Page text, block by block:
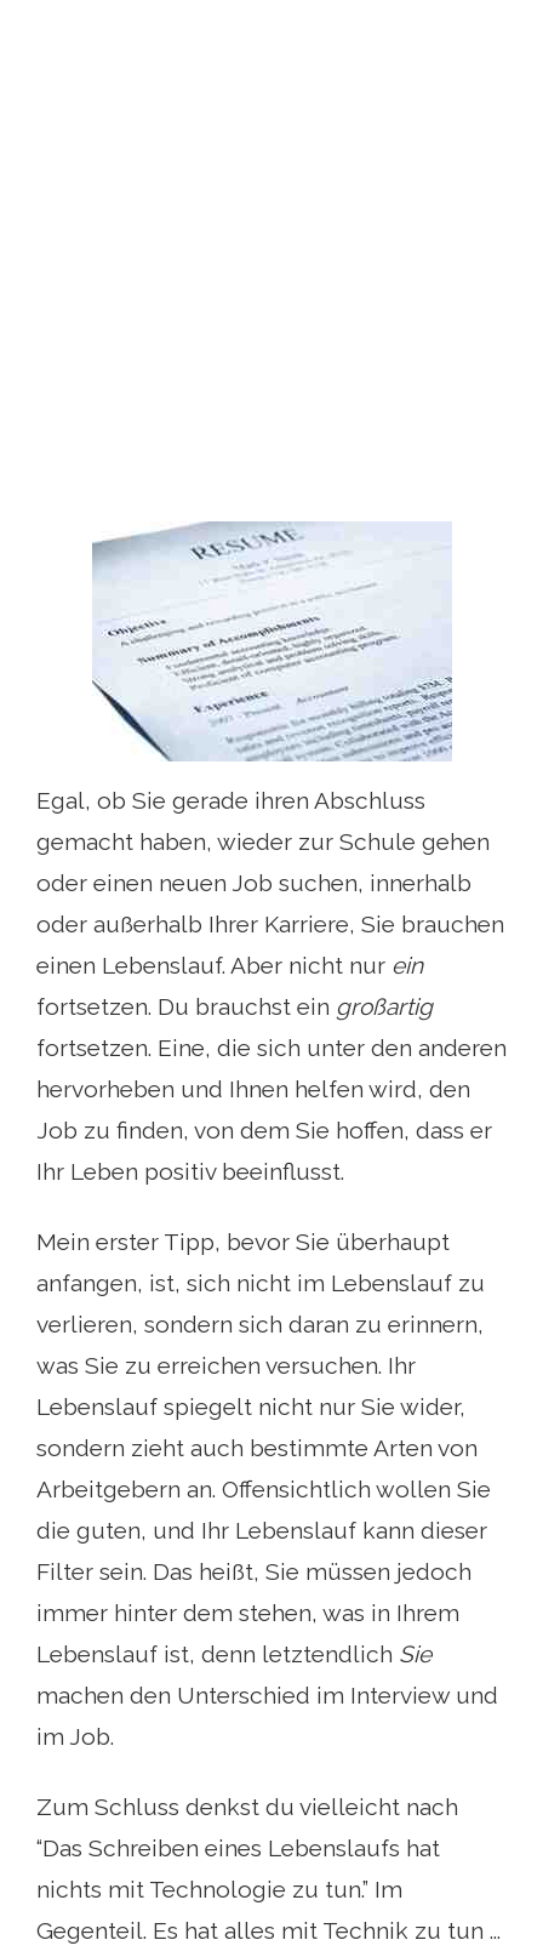
Egal, ob Sie gerade ihren Abschluss
gemacht haben, wieder zur Schule gehen
oder einen neuen Job suchen, innerhalb
oder außerhalb Ihrer Karriere, Sie brauchen
einen Lebenslauf. Aber nicht nur ein
fortsetzen. Du brauchst ein großartig
fortsetzen. Eine, die sich unter den anderen
hervorheben und Ihnen helfen wird, den
Job zu finden, von dem Sie hoffen, dass er
Ihr Leben positiv beeinflusst.
Mein erster Tipp, bevor Sie überhaupt
anfangen, ist, sich nicht im Lebenslauf zu
verlieren, sondern sich daran zu erinnern,
was Sie zu erreichen versuchen. Ihr
Lebenslauf spiegelt nicht nur Sie wider,
sondern zieht auch bestimmte Arten von
Arbeitgebern an. Offensichtlich wollen Sie
die guten, und Ihr Lebenslauf kann dieser
Filter sein. Das heißt, Sie müssen jedoch
immer hinter dem stehen, was in Ihrem
Lebenslauf ist, denn letztendlich Sie
machen den Unterschied im Interview und
im Job.
Zum Schluss denkst du vielleicht nach
“Das Schreiben eines Lebenslaufs hat
nichts mit Technologie zu tun.” Im
Gegenteil. Es hat alles mit Technik zu tun ...